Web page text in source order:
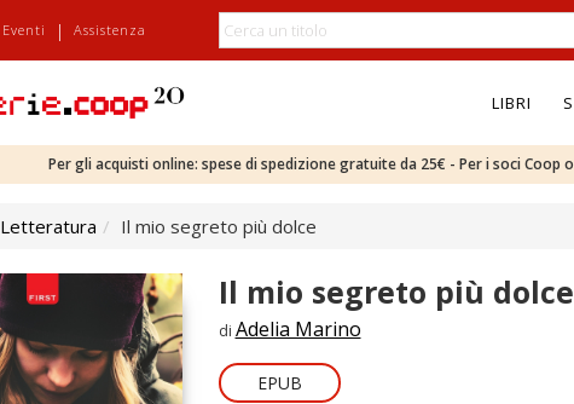
Eventi | Assistenza
LIBRI
Per gli acquisti online: spese di spedizione gratuite da 25€ - Per i soci
Letteratura Il mio segreto più dolce
Il mio segreto più dolce
di Adelia Marino
EPUB